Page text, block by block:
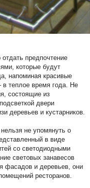
отдать предпочтение
которые будут
напоминая красивые
теплое время года. Не
состоящие из
двери
деревьев и кустарников.
, нельзя не упомянуть о
в виде
со светодиодными
световых занавесов
фасадов и деревьев, они
ресторанов.